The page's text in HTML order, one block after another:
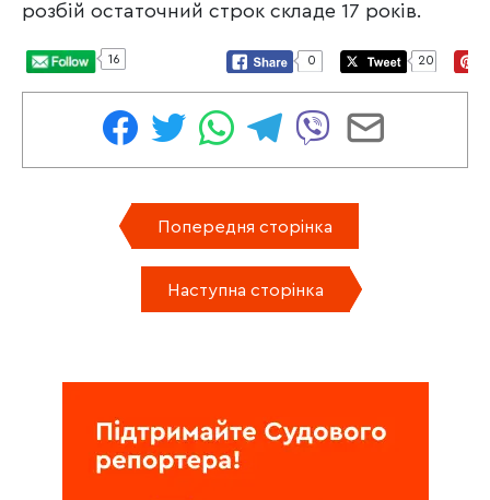
розбій остаточний строк складе 17 років.
16 0 20
Попередня сторінка
Наступна сторінка